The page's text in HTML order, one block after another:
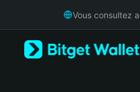
Русский
Vous consultez